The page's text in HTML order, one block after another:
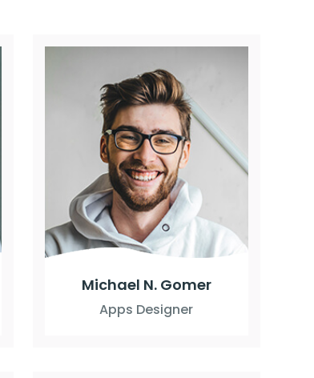
Michael N. Gomer
Apps Designer